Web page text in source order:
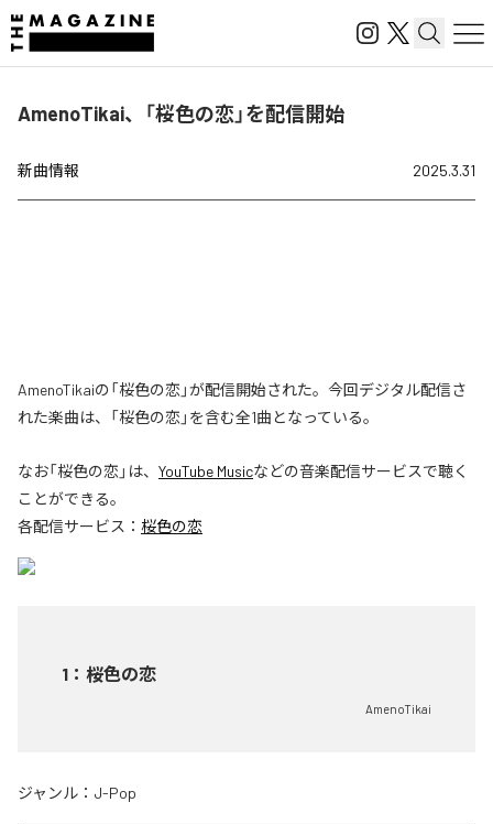
AmenoTikai、「桜色の恋」を配信開始
新曲情報 2025.3.31
AmenoTikaiの「桜色の恋」が配信開始された。今回デジタル配信さ
れた楽曲は、「桜色の恋」を含む全1曲となっている。
なお「桜色の恋 」は、 YouTube Musicなどの音楽配信サービスで聴く
ことができる。
各配信サービス： 桜色の恋
1 ： 桜色の恋
AmenoTikai
ジャンル： J-Pop